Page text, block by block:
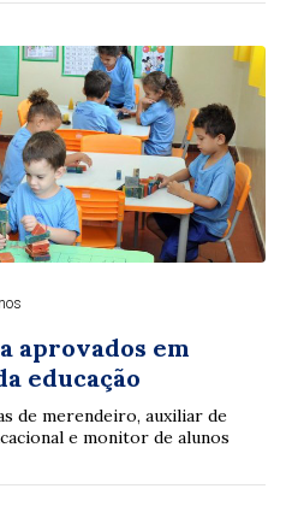
aprovados em
educação
de merendeiro, auxiliar de
e monitor de alunos